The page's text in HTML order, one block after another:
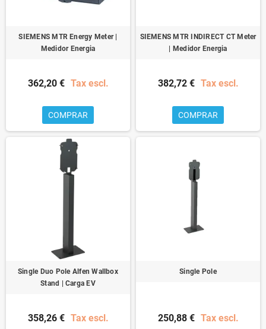
SIEMENS MTR Energy Meter |
Medidor Energia
362,20 € Tax escl.
COMPRAR
SIEMENS MTR INDIRECT CT Meter
| Medidor Energia
382,72 € Tax escl.
COMPRAR
Single Duo Pole Alfen Wallbox
Stand | Carga EV
358,26 € Tax escl.
Single Pole
250,88 € Tax escl.